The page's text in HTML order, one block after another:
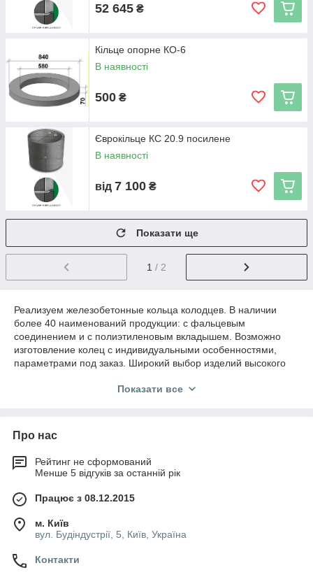
52 645 ₴
Кільце опорне КО-6
В наявності
500 ₴
Єврокільце КС 20.9 посилене
В наявності
від 7 100 ₴
Показати ще
1 / 2
Реализуем железобетонные кольца колодцев. В наличии
более 40 наименований продукции: с фальцевым
соединением и с полиэтиленовым вкладышем. Возможно
изготовление колец с индивидуальными особенностями,
параметрами под заказ. Широкий выбор изделий высокого
на современном оборудовании и соответствует требованиям
Фальцевое соединение и
полиэтиленовый вкладыш колец
Реализуемые кольца колодцев разделены на две группы:
• с фальцевым соединением;
• з поліетиленовим вкладишем.
Первые могут похвастаться длительным сроком
эксплуатации, высокой скоростью монтажа и устойчивостью.
Показати все
Про нас
Рейтинг не сформований
Менше 5 відгуків за останній рік
Працює з 08.12.2015
м. Київ
вул. Будіндустрії, 5, Київ, Україна
Контакти